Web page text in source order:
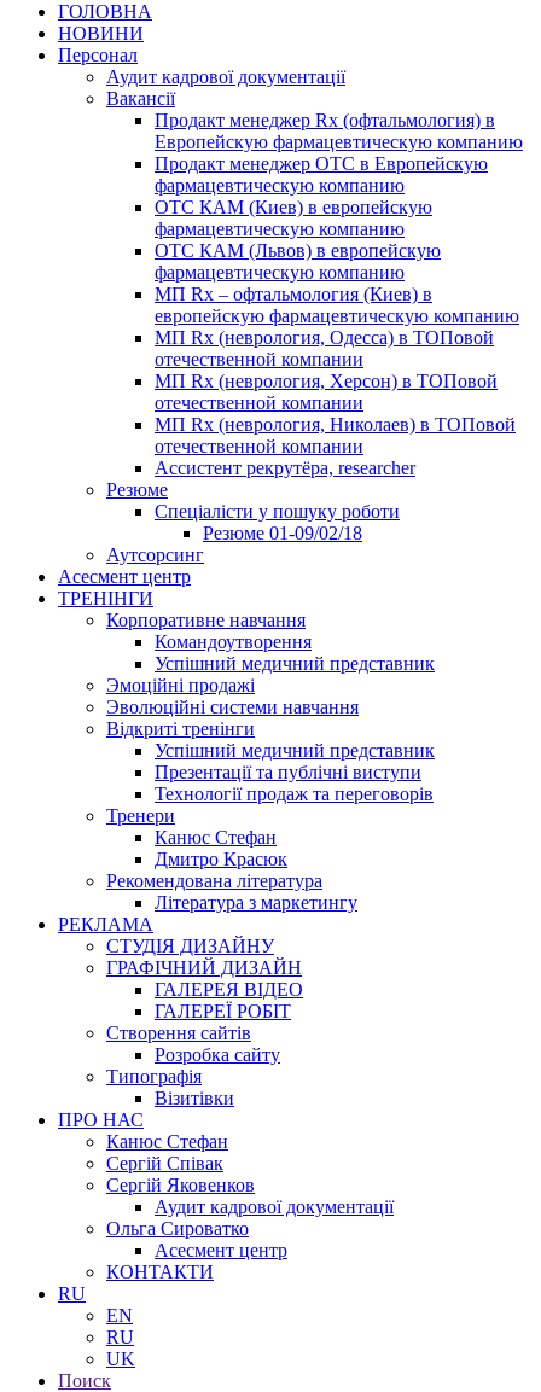
ГОЛОВНА
НОВИНИ
Персонал
Аудит кадрової документації
Вакансії
Продакт менеджер Rx (офтальмология) в
Европейскую фармацевтическую компанию
Продакт менеджер ОТС в Европейскую
фармацевтическую компанию
ОТС КАМ (Киев) в европейскую
фармацевтическую компанию
ОТС КАМ (Львов) в европейскую
фармацевтическую компанию
МП Rx – офтальмология (Киев) в
европейскую фармацевтическую компанию
МП Rx (неврология, Одесса) в ТОПовой
отечественной компании
МП Rx (неврология, Херсон) в ТОПовой
отечественной компании
МП Rx (неврология, Николаев) в ТОПовой
отечественной компании
Ассистент рекрутёра, researcher
Резюме
Cпеціалісти у пошуку роботи
Резюме 01-09/02/18
Аутсорсинг
Асесмент центр
ТРЕНІНГИ
Корпоративне навчання
Командоутворення
Успішний медичний представник
Эмоційні продажі
Эволюційні системи навчання
Відкриті тренінги
Успішний медичний представник
Презентації та публічні виступи
Технології продаж та переговорів
Тренери
Канюс Стефан
Дмитро Красюк
Рекомендована література
Література з маркетингу
РЕКЛАМА
СТУДІЯ ДИЗАЙНУ
ГРАФІЧНИЙ ДИЗАЙН
ГАЛЕРЕЯ ВІДЕО
ГАЛЕРЕЇ РОБІТ
Створення сайтів
Розробка сайту
Типографія
Візитівки
ПРО НАС
Канюс Стефан
Сергій Співак
Сергій Яковенков
Аудит кадрової документації
Ольга Сироватко
Асесмент центр
КОНТАКТИ
RU
EN
RU
UK
Поиск